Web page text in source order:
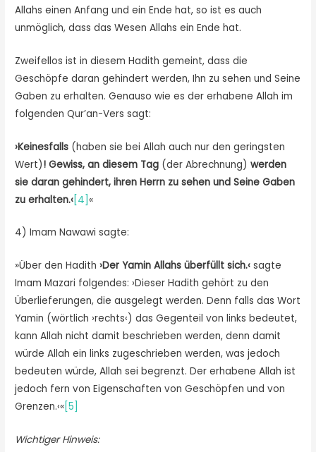
Allahs einen Anfang und ein Ende hat, so ist es auch
unmöglich, dass das Wesen Allahs ein Ende hat.
Zweifellos ist in diesem Hadith gemeint, dass die
Geschöpfe daran gehindert werden, Ihn zu sehen und Seine
Gaben zu erhalten. Genauso wie es der erhabene Allah im
folgenden Qur’an-Vers sagt:
›Keinesfalls (haben sie bei Allah auch nur den geringsten
Wert)! Gewiss, an diesem Tag (der Abrechnung)werden
sie daran gehindert, ihren Herrn zu sehen und Seine Gaben
zu erhalten.‹[4]«
4) Imam Nawawi sagte:
»Über den Hadith›Der Yamin Allahs überfüllt sich.‹ sagte
Imam Mazari folgendes: ›Dieser Hadith gehört zu den
Überlieferungen, die ausgelegt werden. Denn falls das Wort
Yamin (wörtlich ›rechts‹) das Gegenteil von links bedeutet,
kann Allah nicht damit beschrieben werden, denn damit
würde Allah ein links zugeschrieben werden, was jedoch
bedeuten würde, Allah sei begrenzt. Der erhabene Allah ist
jedoch fern von Eigenschaften von Geschöpfen und von
Grenzen.‹« [5]
Wichtiger Hinweis: